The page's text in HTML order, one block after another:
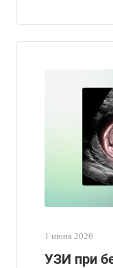
1 июня 2026
УЗИ при